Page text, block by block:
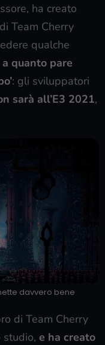
ha creato
Team Cherry
qualche
quanto pare
: gli sviluppatori
sarà all’E3 2021,
davvero bene
di Team Cherry
e ha creato